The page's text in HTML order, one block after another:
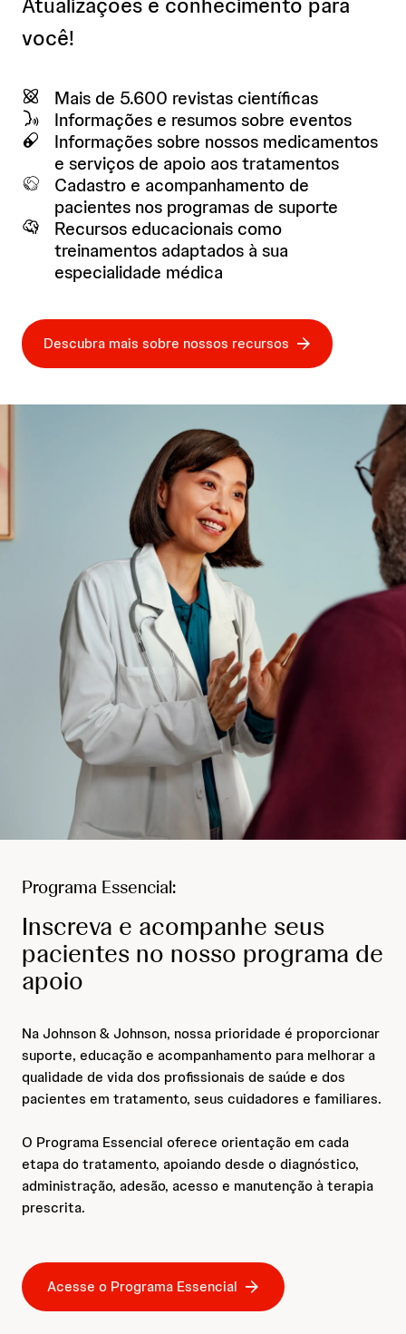
você!
Mais de 5.600 revistas científicas
Informações e resumos sobre eventos
Informações sobre nossos medicamentos
e serviços de apoio aos tratamentos
Cadastro e acompanhamento de
pacientes nos programas de suporte
Recursos educacionais como
treinamentos adaptados à sua
especialidade médica
Descubra mais sobre nossos recursos
Programa Essencial:
Inscreva e acompanhe seus
pacientes no nosso programa de
apoio
Na Johnson & Johnson, nossa prioridade é proporcionar
suporte, educação e acompanhamento para melhorar a
qualidade de vida dos profissionais de saúde e dos
pacientes em tratamento, seus cuidadores e familiares.
O Programa Essencial oferece orientação em cada
etapa do tratamento, apoiando desde o diagnóstico,
administração, adesão, acesso e manutenção à terapia
prescrita.
Acesse o Programa Essencial